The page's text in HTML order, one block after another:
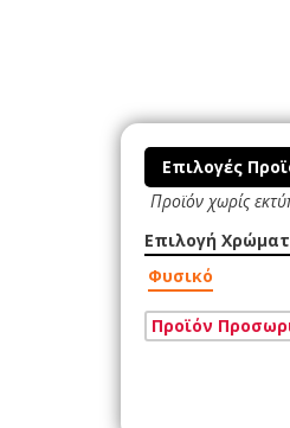
Επιλογές
Προϊόν χωρίς
Επιλογή
Φυσικό
Προϊόν